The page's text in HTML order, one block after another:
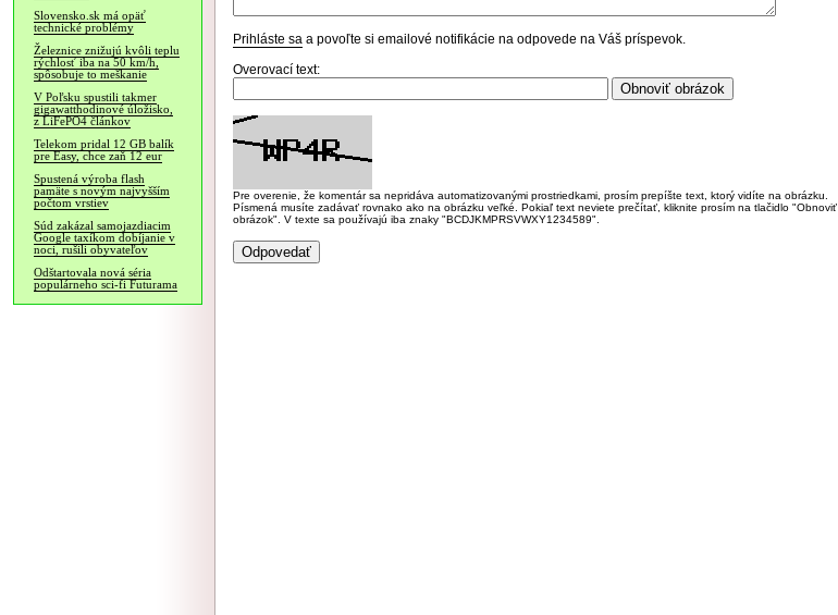
Slovensko.sk má opäť
technické problémy
Železnice znižujú kvôli teplu
rýchlosť iba na 50 km/h,
spôsobuje to meškanie
V Poľsku spustili takmer
gigawatthodinové úložisko,
z LiFePO4 článkov
Telekom pridal 12 GB balík
pre Easy, chce zaň 12 eur
Spustená výroba flash
pamäte s novým najvyšším
počtom vrstiev
Súd zakázal samojazdiacim
Google taxíkom dobíjanie v
noci, rušili obyvateľov
Odštartovala nová séria
populárneho sci-fi Futurama
Prihláste sa a povoľte si emailové notifikácie na odpovede na Váš príspevok.
Overovací text:
Pre overenie, že komentár sa nepridáva automatizovanými prostriedkami, prosím prepíšte text, ktorý vidíte na obrázku.
Písmená musíte zadávať rovnako ako na obrázku veľké. Pokiaľ text neviete prečítať, kliknite prosím na tlačidlo "Obnoviť
obrázok". V texte sa používajú iba znaky "BCDJKMPRSVWXY1234589".